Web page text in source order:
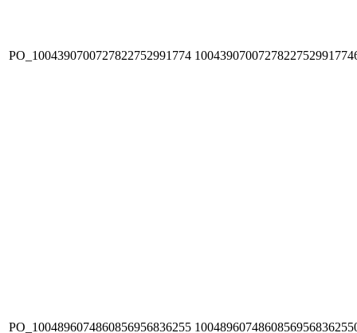
PO_1004390700727822752991774
PO_1004896074860856956836255